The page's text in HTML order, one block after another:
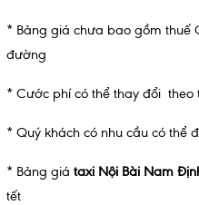
* Bảng giá chưa bao gồm thuế
đường
* Cước phí có thể thay đổi theo
* Quý khách có nhu cầu có thể
* Bảng giá taxi Nội Bài Nam
tết